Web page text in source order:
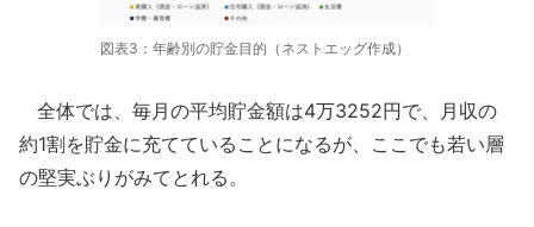
図表3：年齢別の貯金目的（ネストエッグ作成）
全体では、毎月の平均貯金額は4万3252円で、月収の
約1割を貯金に充てていることになるが、ここでも若い層
の堅実ぶりがみてとれる。